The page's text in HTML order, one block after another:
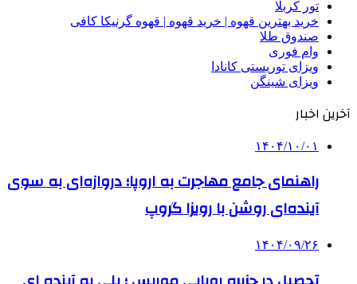
تور کربلا
خرید بهترین قهوه | خرید قهوه | قهوه گرنیکا کافی
صندوق طلا
وام فوری
ویزای توریستی کانادا
ویزای شینگن
آخرین اخبار
۱۴۰۴/۱۰/۰۱
راهنمای جامع مهاجرت به اروپا؛ دروازه‌ای به سوی
آینده‌ای روشن با رویزا گروپ
۱۴۰۴/۰۹/۲۶